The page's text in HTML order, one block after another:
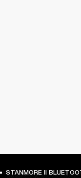
STANMORE II